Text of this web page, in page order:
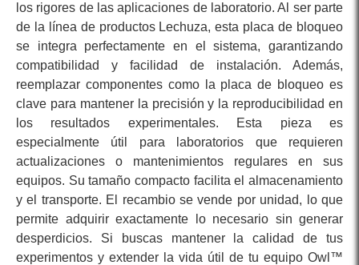
los rigores de las aplicaciones de laboratorio. Al ser parte
de la línea de productos Lechuza, esta placa de bloqueo
se integra perfectamente en el sistema, garantizando
compatibilidad y facilidad de instalación. Además,
reemplazar componentes como la placa de bloqueo es
clave para mantener la precisión y la reproducibilidad en
los resultados experimentales. Esta pieza es
especialmente útil para laboratorios que requieren
actualizaciones o mantenimientos regulares en sus
equipos. Su tamaño compacto facilita el almacenamiento
y el transporte. El recambio se vende por unidad, lo que
permite adquirir exactamente lo necesario sin generar
desperdicios. Si buscas mantener la calidad de tus
experimentos y extender la vida útil de tu equipo Owl™